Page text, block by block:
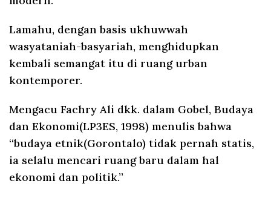
Lamahu, dengan basis ukhuwwah
wasyataniah-basyariah, menghidupkan
kembali semangat itu di ruang urban
kontemporer.
Mengacu Fachry Ali dkk. dalam Gobel, Budaya
dan Ekonomi(LP3ES, 1998) menulis bahwa
“budaya etnik(Gorontalo) tidak pernah statis,
ia selalu mencari ruang baru dalam hal
ekonomi dan politik.”